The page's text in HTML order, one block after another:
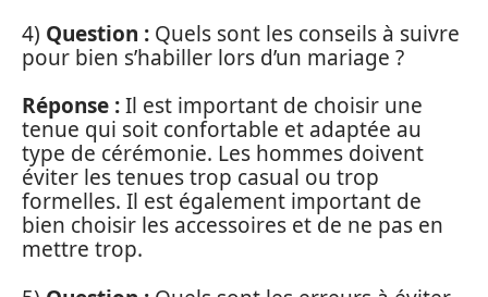
4) Question : Quels sont les conseils à suivre
pour bien s’habiller lors d’un mariage ?
Réponse :Il est important de choisir une
tenue qui soit confortable et adaptée au
type de cérémonie. Les hommes doivent
éviter les tenues trop casual ou trop
formelles. Il est également important de
bien choisir les accessoires et de ne pas en
mettre trop.